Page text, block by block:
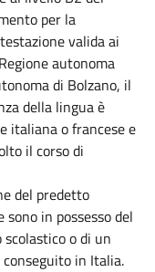
per la
valida ai
autonoma
di Bolzano, il
della lingua è
italiana o francese e
il corso di
del predetto
in possesso del
o di un
in Italia.